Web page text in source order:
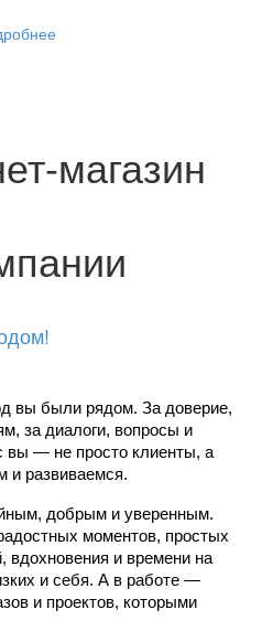
магазин
вы были рядом. За доверие,
за диалоги, вопросы и
вы — не просто клиенты, а
и развиваемся.
добрым и уверенным.
моментов, простых
вдохновения и времени на
и себя. А в работе —
и проектов, которыми